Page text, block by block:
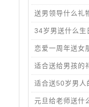
送男领导什么礼
34岁男送什么生
恋爱一周年送女
适合送给男孩的
适合送50岁男人
元旦给老师送什